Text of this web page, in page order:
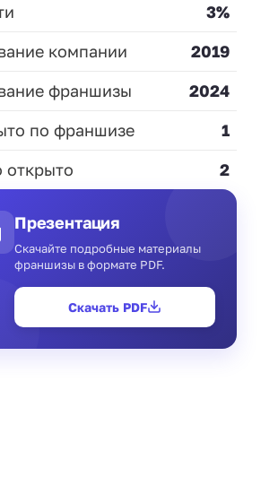
3%
компании
2019
франшизы
2024
по франшизе
1
открыто
2
Презентация
Скачайте подробные материалы
франшизы в формате PDF.
Скачать PDF